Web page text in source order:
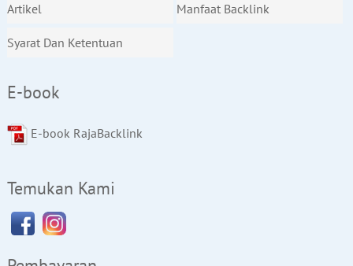
Artikel Manfaat Backlink
Syarat Dan Ketentuan
E-book
E-book RajaBacklink
Temukan Kami